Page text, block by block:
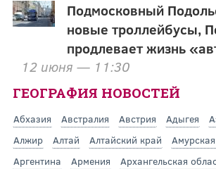
Подмосковный
новые троллейбусы,
продлевает жизнь
12 июня — 11:30
ГЕОГРАФИЯ НОВОСТЕЙ
Абхазия Австралия Австрия Адыгея
Алжир
Алтай Алтайский край
Аргентина
Армения
Архангельская